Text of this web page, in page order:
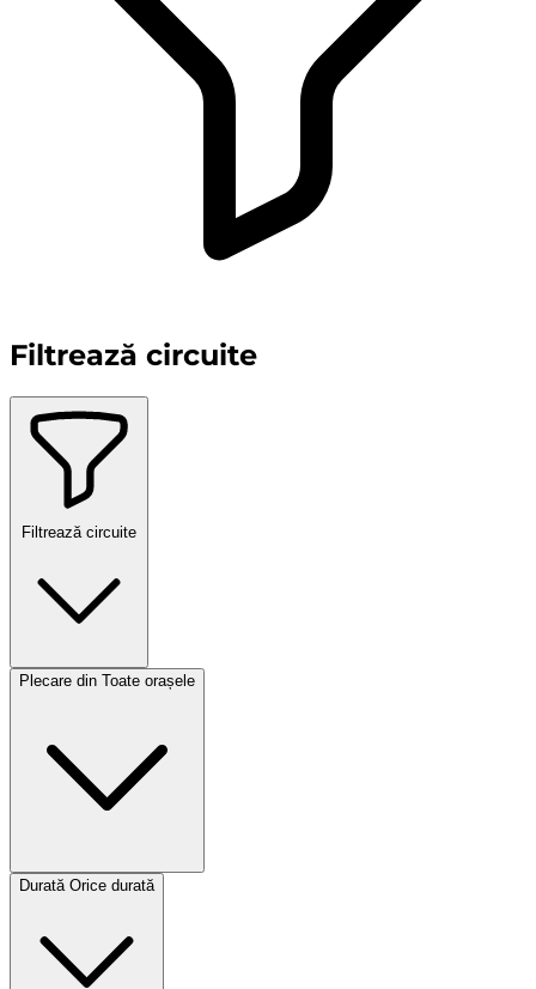
Filtrează circuite
Filtrează circuite
Plecare din Toate orașele
Durată Orice durată